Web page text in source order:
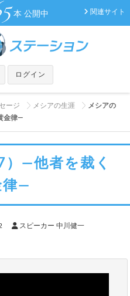
関連サイト
本 公開中
ログイン
ージ メシアの生涯
メシアの
金律—
—他者を裁く
律—
スピーカー 中川健一